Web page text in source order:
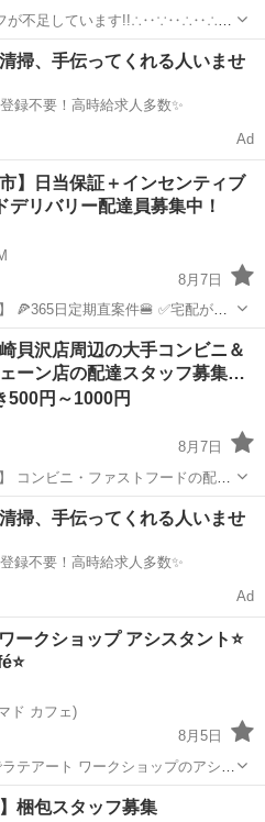
不足しています!!∴‥∵‥∴‥∴‥
いただいておりスタッフが不足し
らなくなったという方はぜひ！ カ
ー スタッフ
掃、手伝ってくれる人いませ
日給例1万円〜 / 登録不要！高時給求人多数✨
Ad
】日当保証＋インセンティブ
デリバリー配達員募集中！
8月7日
日定期直案件🍔 ✅宅配が嫌
システム🔥 日当換算で30,...
1件
貝沢店周辺の大手コンビニ＆
ーン店の配達スタッフ募集…
500円～1000円
8月7日
コンビニ・ファストフードの配達
いた時間にサクッと配達！ 配達す
場で自由に決められます♪
ッフ
掃、手伝ってくれる人いませ
日給例1万円〜 / 登録不要！高時給求人多数✨
Ad
ークショップ アシスタント⭐️
ド カフェ)
8月5日
テアート ワークショップのアシス
話でお問い合わせください。 phone
その他 ラテアート
梱包スタッフ募集